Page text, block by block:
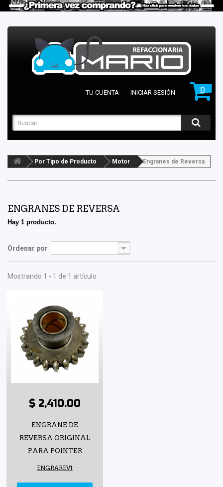
0
TU CUENTA INICIAR SESIÓN
Por Tipo de Producto Motor Engranes de Reversa
ENGRANES DE REVERSA
Hay 1 producto.
Ordenar por --
Mostrando 1 - 1 de 1 artículo
$ 2,410.00
ENGRANE DE
REVERSA ORIGINAL
PARA POINTER
ENGRAREV1